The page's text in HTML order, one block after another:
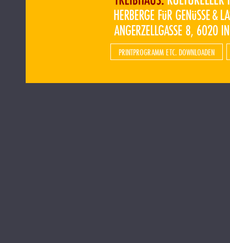
PRINTPROGRAMM ETC. DOWNLOADEN